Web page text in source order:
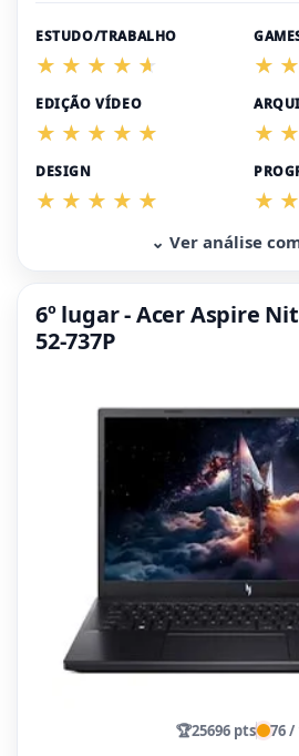
ESTUDO/TRABALHO
EDIÇÃO VÍDEO
DESIGN
⌄ Ver análise
6º lugar - Acer Aspire
52-737P
🏆25696 pts 76 /